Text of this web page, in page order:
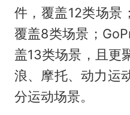
件，覆盖12类场景
覆盖8类场景；
盖13类场景，且更
浪、摩托、动力运
分运动场景。